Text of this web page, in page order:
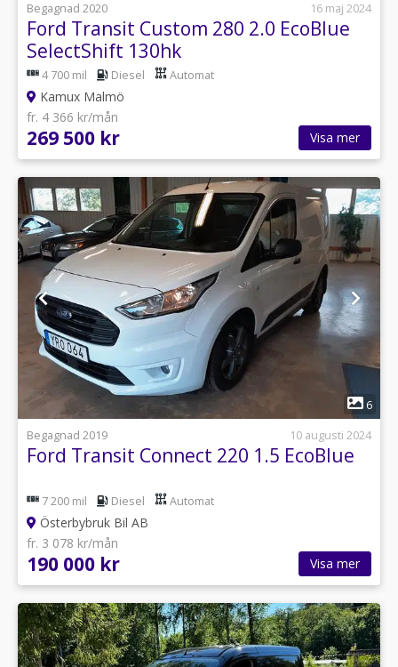
Begagnad 2020
16 maj 2024
Ford Transit Custom 280 2.0 EcoBlue
SelectShift 130hk
4 700 mil Diesel Automat
Kamux Malmö
fr. 4 366 kr/mån
269 500 kr Visa mer
1
6
Begagnad 2019
10 augusti 2024
Ford Transit Connect 220 1.5 EcoBlue
7 200 mil Diesel Automat
Österbybruk Bil AB
fr. 3 078 kr/mån
190 000 kr Visa mer